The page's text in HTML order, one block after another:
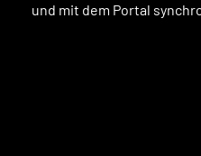
und mit dem Portal